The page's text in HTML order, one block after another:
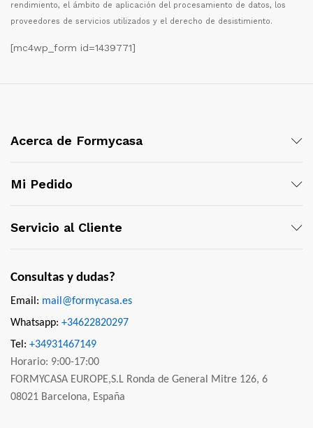
rendimiento, el ámbito de aplicación del procesamiento de datos, los
proveedores de servicios utilizados y el derecho de desistimiento.
[mc4wp_form id=1439771]
Acerca de Formycasa
Mi Pedido
Servicio al Cliente
Consultas y dudas?
Email: mail@formycasa.es
Whatsapp: +34622820297
Tel: +34931467149
Horario: 9:00-17:00
FORMYCASA EUROPE,S.L Ronda de General Mitre 126, 6
08021 Barcelona, España